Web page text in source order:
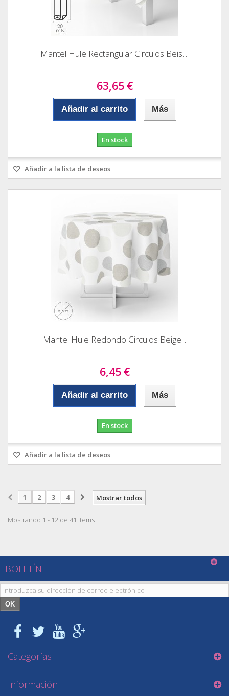
Mantel Hule Rectangular Circulos Beis....
63,65 €
Añadir al carrito Más
En stock
Añadir a la lista de deseos
Mantel Hule Redondo Circulos Beige...
6,45 €
Añadir al carrito Más
En stock
Añadir a la lista de deseos
Mostrar todos
1 2 3 4
Mostrando 1 - 12 de 41 items
BOLETÍN
OK
Categorías
Información